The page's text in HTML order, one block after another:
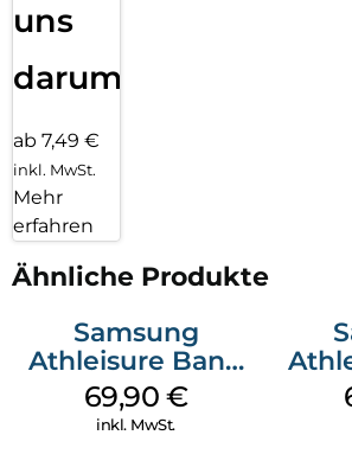
uns
darum!
ab 7,49 €
inkl. MwSt.
Mehr
erfahren
Ähnliche Produkte
Samsung
Athleisure Band
(M/L) Galaxy
Watch8/Watch8
69,90 €
inkl. MwSt.